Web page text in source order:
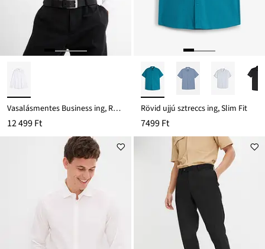
Vasalásmentes Business ing, Regular Fit
12 499 Ft
Rövid ujjú sztreccs ing, Slim Fit
7499 Ft